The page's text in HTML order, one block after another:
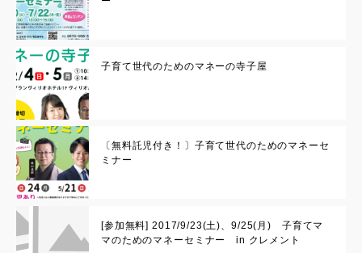
子育て世代のためのマネーの寺子屋
〔無料託児付き！〕子育て世代のためのマネーセ
ミナー
[参加無料] 2017/9/23(土)、9/25(月) 子育てマ
マのためのマネーセミナー in クレメント